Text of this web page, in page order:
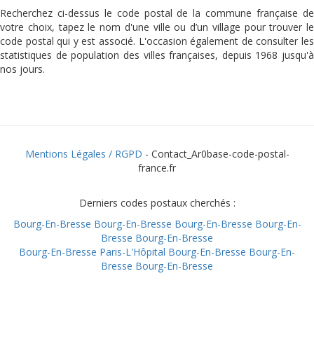
Recherchez ci-dessus le code postal de la commune française de
votre choix, tapez le nom d'une ville ou d’un village pour trouver le
code postal qui y est associé. L'occasion également de consulter les
statistiques de population des villes françaises, depuis 1968 jusqu'à
nos jours.
Mentions Légales / RGPD - Contact_Ar0base-code-postal-
france.fr
Derniers codes postaux cherchés :
Bourg-En-Bresse Bourg-En-Bresse Bourg-En-Bresse Bourg-En-
Bresse Bourg-En-Bresse
Bourg-En-Bresse Paris-L'Hôpital Bourg-En-Bresse Bourg-En-
Bresse Bourg-En-Bresse